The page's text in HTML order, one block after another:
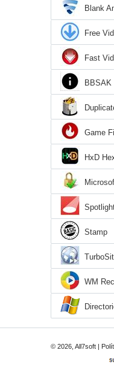
Blank
Free
Fast
BBSAK
Game
HxD
Stamp
WM
© 2026, All7soft |